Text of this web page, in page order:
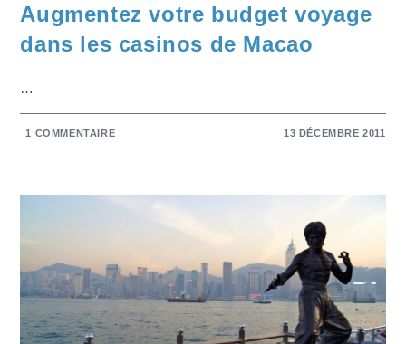
Augmentez votre budget voyage
dans les casinos de Macao
…
1 COMMENTAIRE 13 DÉCEMBRE 2011